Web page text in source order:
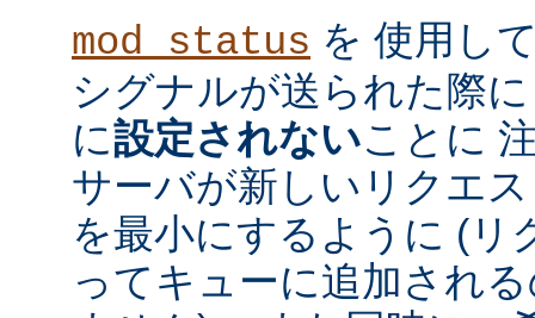
mod_status を 使用し
シグナルが送られた際
に設定されないことに
サーバが新しいリクエ
を最小にするように (リ
ってキューに追加され